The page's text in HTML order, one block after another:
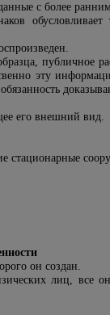
с более
обусловливает
публичное
эту
его внешний вид.
стационарные
он создан.
лиц, все